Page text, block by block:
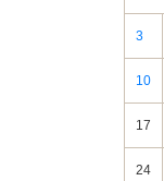
3
10
17
24